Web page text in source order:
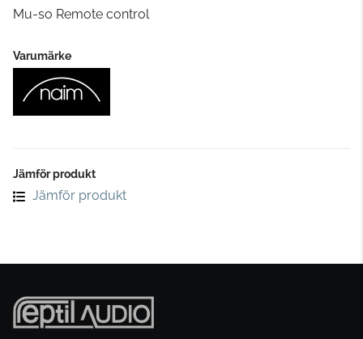
Mu-so Remote control
Varumärke
Jämför produkt
Jämför produkt